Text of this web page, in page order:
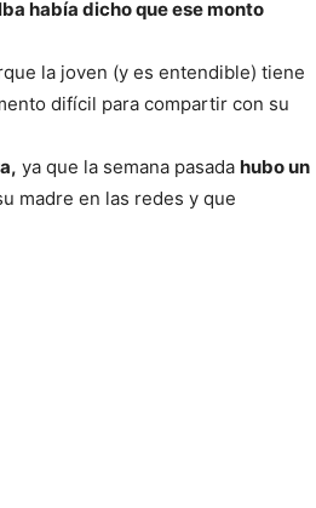
había dicho que ese monto
la joven (y es entendible) tiene
difícil para compartir con su
ya que la semana pasada hubo un
madre en las redes y que